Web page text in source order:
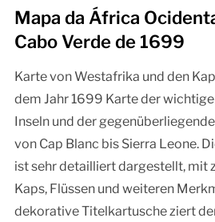
Mapa da África
Cabo Verde de 1699
Karte von Westafrika und den
dem Jahr 1699 Karte der
Inseln und der
von Cap Blanc bis Sierra Leone.
ist sehr detailliert dargestellt, mit
Kaps, Flüssen und weiteren
dekorative Titelkartusche ziert